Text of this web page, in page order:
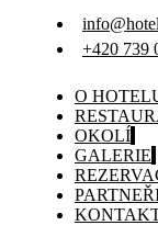
+420 739
O
OKOLÍ
GALERIE